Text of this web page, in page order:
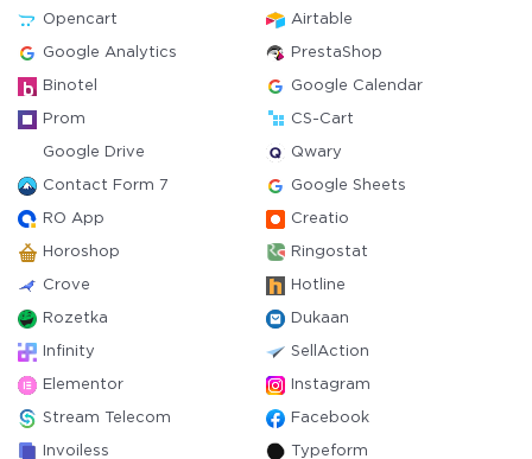
Opencart Airtable
Google Analytics PrestaShop
Binotel Google Calendar
Prom CS-Cart
Google Drive Qwary
Contact Form 7 Google Sheets
RO App Creatio
Horoshop Ringostat
Crove Hotline
Rozetka Dukaan
Infinity SellAction
Elementor Instagram
Stream Telecom Facebook
Invoiless Typeform